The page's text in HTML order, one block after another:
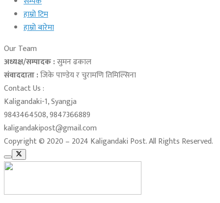
हाम्रो टिम
हाम्रो बारेमा
Our Team
अध्यक्ष/सम्पादक :सुमन ढकाल
संवाददाता :जिके पाण्डेय र चुरामणि तिमिल्सिना
Contact Us :
Kaligandaki-1, Syangja
9843464508, 9847366889
kaligandakipost@gmail.com
Copyright © 2020 – 2024 Kaligandaki Post. All Rights Reserved.